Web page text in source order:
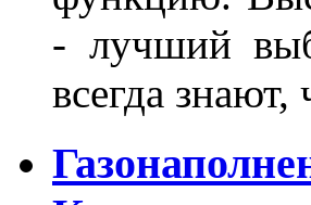
- лучший
всегда